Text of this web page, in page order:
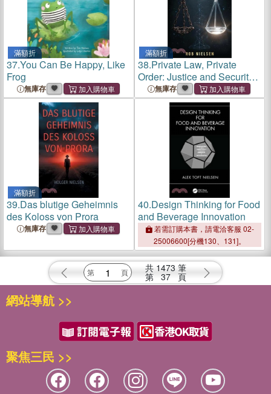
滿額折
37.You Can Be Happy, Like
Frog
無庫存
滿額折
38.Private Law, Private
Order: Justice and Security
Without Government
Interference
無庫存
滿額折
39.Das blutige Geheimnis
des Koloss von Prora
無庫存
40.Design Thinking for Food
and Beverage Innovation
若需訂購本書，請電洽客服 02-
25006600[分機130、131]。
共 1473 筆
第 37 頁
網站導航 >>
聚焦三民 >>